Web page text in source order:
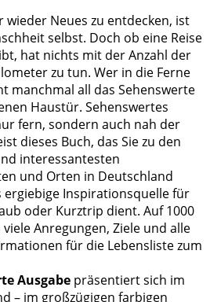
wieder Neues zu entdecken, ist
selbst. Doch ob eine Reise
hat nichts mit der Anzahl der
zu tun. Wer in die Ferne
manchmal all das Sehenswerte
Haustür. Sehenswertes
fern, sondern auch nah der
dieses Buch, das Sie zu den
interessantesten
und Orten in Deutschland
Inspirationsquelle für
oder Kurztrip dient. Auf 1000
Anregungen, Ziele und alle
für die Lebensliste zum
Ausgabe präsentiert sich im
– im großzügigen farbigen